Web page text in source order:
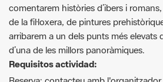
d’una de les millors panoràmiques.
Requisitos actividad:
Reserva: contacteu amb l'organitzador
abans de l’activitat, per correu
Material: cal portar calçat i roba